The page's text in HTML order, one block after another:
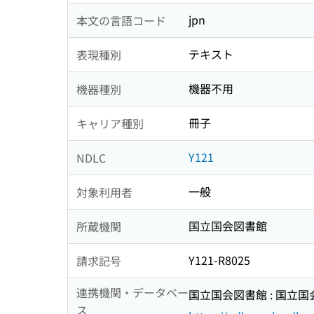
本文の言語コード jpn
表現種別 テキスト
機器種別 機器不用
キャリア種別 冊子
NDLC Y121
対象利用者 一般
所蔵機関 国立国会図書館
請求記号
Y121-R8025
連携機関・データベー
ス
国立国会図書館 : 国立国